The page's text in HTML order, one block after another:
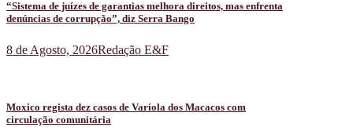
“Sistema de juízes de garantias melhora direitos, mas enfrenta
denúncias de corrupção”, diz Serra Bango
8 de Agosto, 2026Redação E&F
Moxico regista dez casos de Varíola dos Macacos com
circulação comunitária